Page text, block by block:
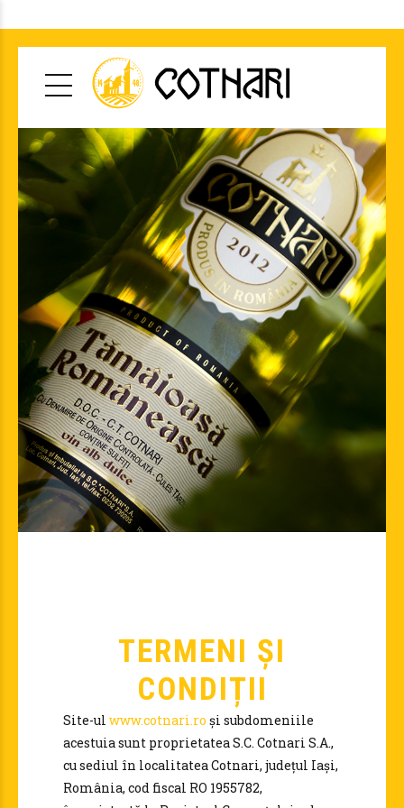
TERMENI ȘI
CONDIȚII
Site-ul www.cotnari.ro și subdomeniile
acestuia sunt proprietatea S.C. Cotnari S.A.,
cu sediul în localitatea Cotnari, județul Iași,
România, cod fiscal RO 1955782,